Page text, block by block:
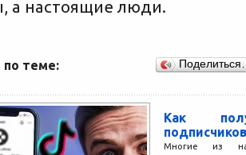
а настоящие люди.
по теме:
Как
Многие из